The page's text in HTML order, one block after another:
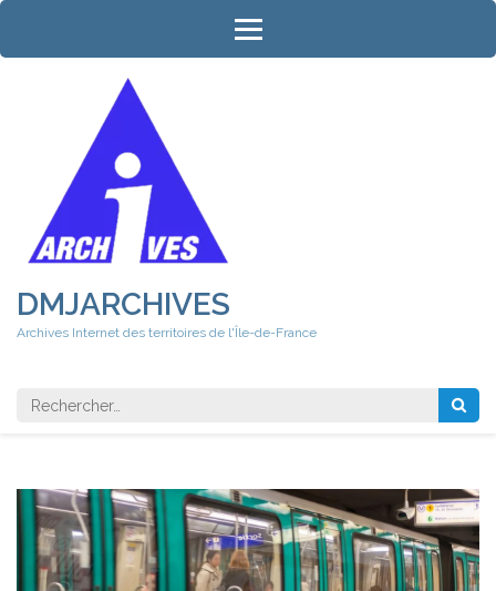
Aller
contenu
DMJARCHIVES
Archives Internet des territoires de l'Île-de-France
Rechercher